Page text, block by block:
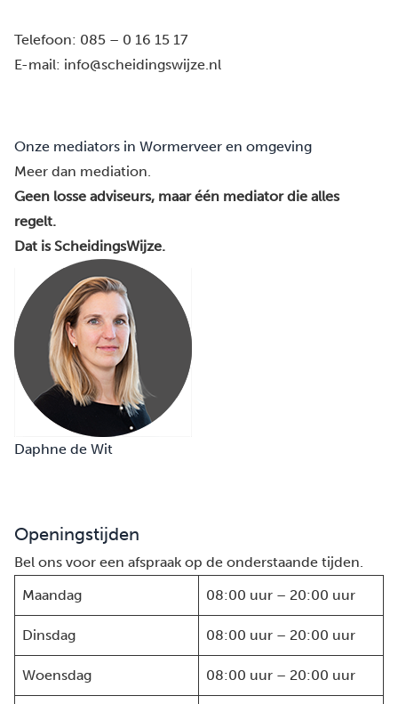
Telefoon: 085 – 0 16 15 17
E-mail: info@scheidingswijze.nl
Onze mediators in Wormerveer en omgeving
Meer dan mediation.
Geen losse adviseurs, maar één mediator die alles
regelt.
Dat is ScheidingsWijze.
Daphne de Wit
Openingstijden
Bel ons voor een afspraak op de onderstaande tijden.
Maandag
08:00 uur – 20:00 uur
Dinsdag 08:00 uur – 20:00 uur
Woensdag 08:00 uur – 20:00 uur